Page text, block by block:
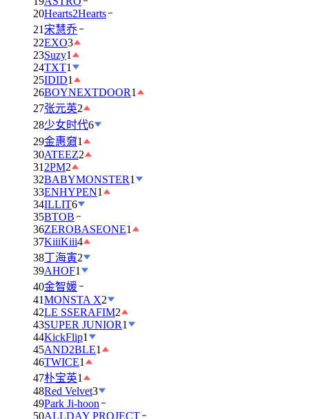
20Hearts2Hearts
21 宋慧乔
22EXO3
23Suzy1
24TXT1
25IDID1
26BOYNEXTDOOR1
27张元英2
28少女时代6
29金惠奫1
30ATEEZ2
31 2PM2
32BABYMONSTER1
33ENHYPEN1
34ILLIT6
35BTOB
36ZEROBASEONE1
37KiiiKiii4
38丁海寅2
39AHOF1
40金智媛
41MONSTA X2
42LE SSERAFIM2
43SUPER JUNIOR1
44KickFlip1
45AND2BLE1
46TWICE1
47朴宝英1
48Red Velvet3
49Park Ji-hoon
50ALLDAY PROJECT